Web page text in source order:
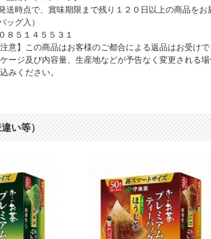
送時点で、賞味期限まで残り１２０日以上の商品をお
ッグ入）
８５１４５５３１
意】この商品はお客様のご都合による返品はお受け
ージ及び内容量、生産地などが予告なく変更される
みください。
い等）